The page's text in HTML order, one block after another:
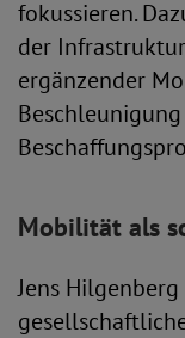
fokussieren.
der
ergänzender
Mobilität als
Jens